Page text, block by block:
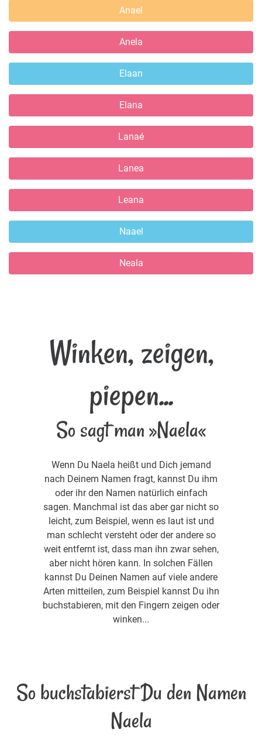
Anael
Anela
Elaan
Elana
Lanaé
Lanea
Leana
Naael
Neala
Winken, zeigen,
piepen...
So sagt man »Naela«
Wenn Du Naela heißt und Dich jemand
nach Deinem Namen fragt, kannst Du ihm
oder ihr den Namen natürlich einfach
sagen. Manchmal ist das aber gar nicht so
leicht, zum Beispiel, wenn es laut ist und
man schlecht versteht oder der andere so
weit entfernt ist, dass man ihn zwar sehen,
aber nicht hören kann. In solchen Fällen
kannst Du Deinen Namen auf viele andere
Arten mitteilen, zum Beispiel kannst Du ihn
buchstabieren, mit den Fingern zeigen oder
winken...
So buchstabierst Du den Namen
Naela